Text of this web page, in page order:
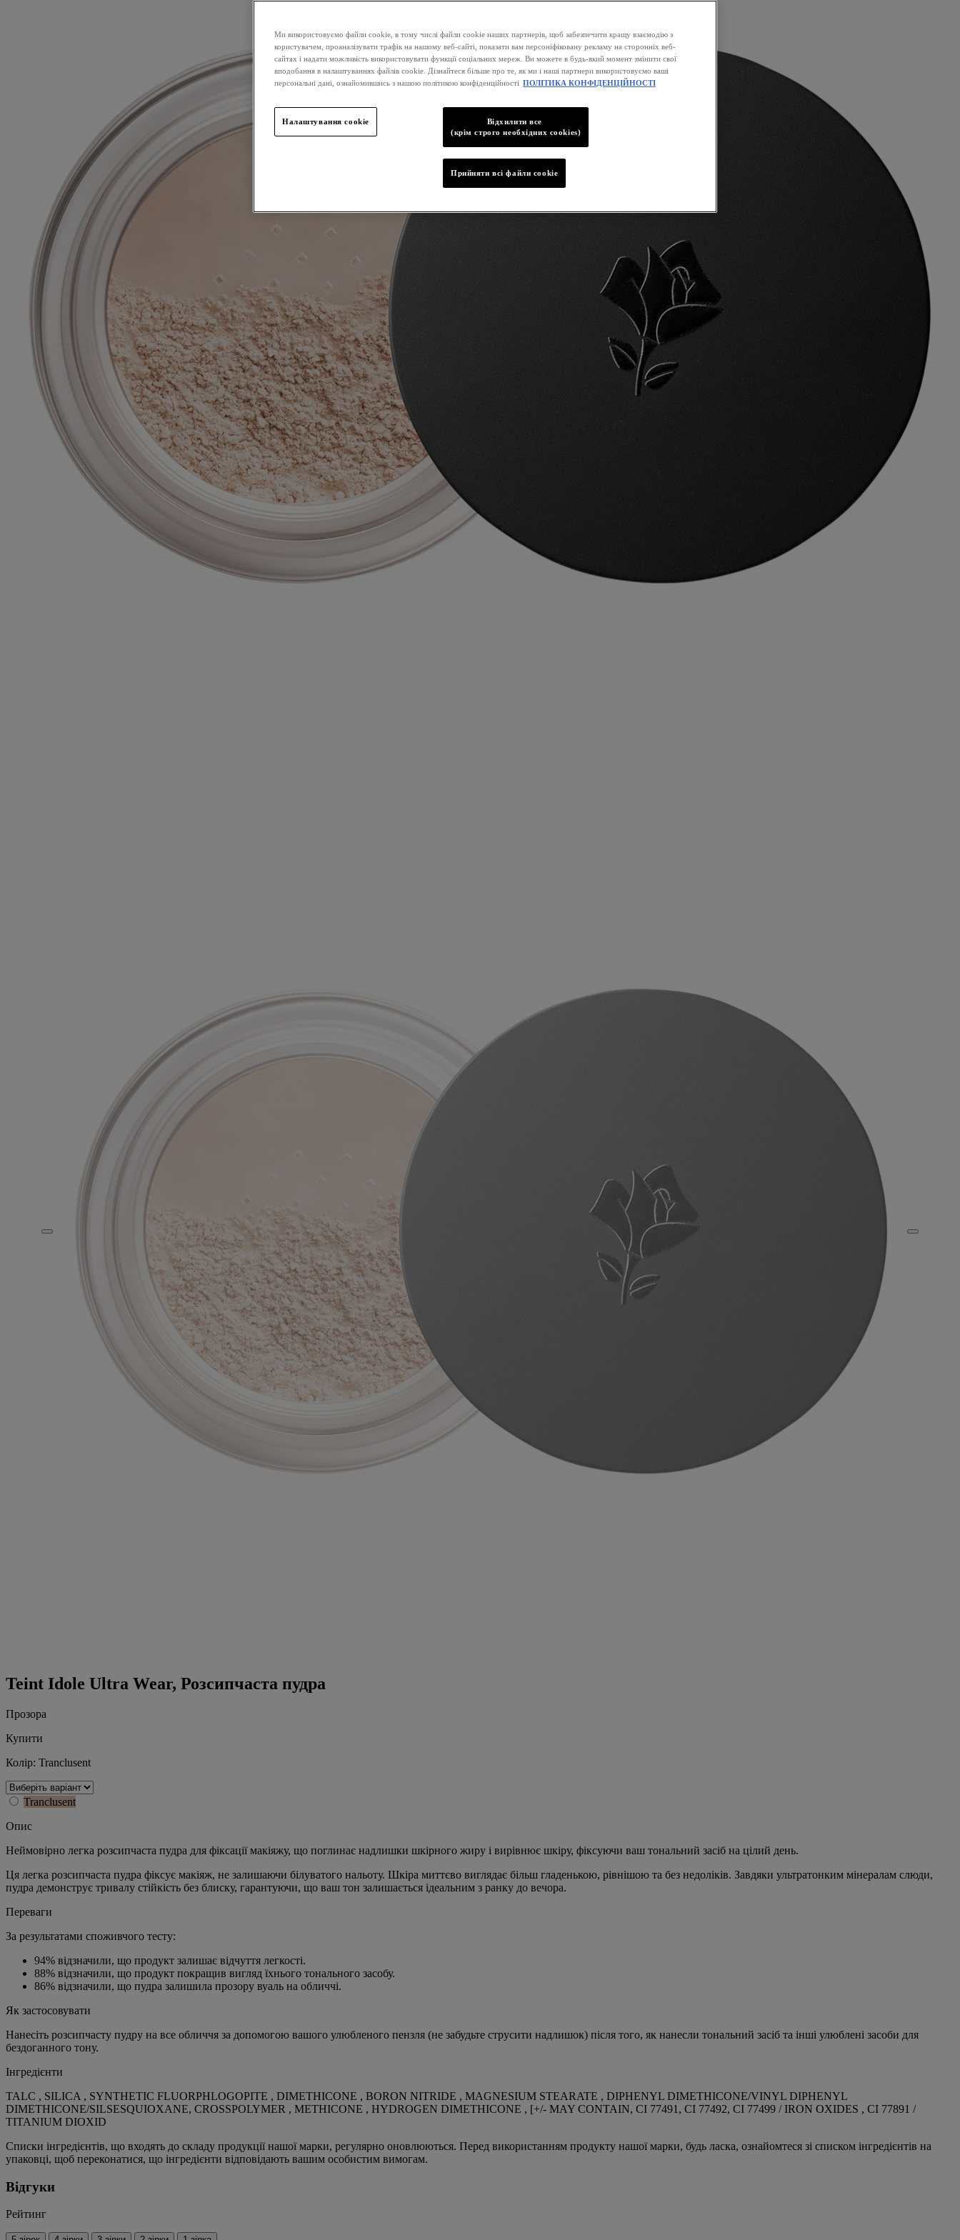
Teint Idole Ultra Wear, Розсипчаста пудра
Прозора
Купити
Колір: Tranclusent
Tranclusent
Опис
Неймовірно легка розсипчаста пудра для фіксації макіяжу, що поглинає надлишки шкірного жиру і вирівнює шкіру, фіксуючи ваш тональний засіб на цілий день.
Ця легка розсипчаста пудра фіксує макіяж, не залишаючи білуватого нальоту. Шкіра миттєво виглядає більш гладенькою, рівнішою та без недоліків. Завдяки ультратонким мінералам слюди,
пудра демонструє тривалу стійкість без блиску, гарантуючи, що ваш тон залишається ідеальним з ранку до вечора.
Переваги
За результатами споживчого тесту:
94% відзначили, що продукт залишає відчуття легкості.
88% відзначили, що продукт покращив вигляд їхнього тонального засобу.
86% відзначили, що пудра залишила прозору вуаль на обличчі.
Як застосовувати
Нанесіть розсипчасту пудру на все обличчя за допомогою вашого улюбленого пензля (не забудьте струсити надлишок) після того, як нанесли тональний засіб та інші улюблені засоби для
бездоганного тону.
Інгредієнти
TALC , SILICA , SYNTHETIC FLUORPHLOGOPITE , DIMETHICONE , BORON NITRIDE , MAGNESIUM STEARATE , DIPHENYL DIMETHICONE/VINYL DIPHENYL
DIMETHICONE/SILSESQUIOXANE, CROSSPOLYMER , METHICONE , HYDROGEN DIMETHICONE , [+/- MAY CONTAIN, CI 77491, CI 77492, CI 77499 / IRON OXIDES , CI 77891 /
TITANIUM DIOXID
Списки інгредієнтів, що входять до складу продукції нашої марки, регулярно оновлюються. Перед використанням продукту нашої марки, будь ласка, ознайомтеся зі списком інгредієнтів на
упаковці, щоб переконатися, що інгредієнти відповідають вашим особистим вимогам.
Відгуки
Рейтинг
Ми використовуємо файли cookie, в тому числі файли cookie наших партнерів, щоб забезпечити кращу взаємодію з
користувачем, проаналізувати трафік на нашому веб-сайті, показати вам персоніфіковану рекламу на сторонніх веб-
сайтах і надати можливість використовувати функції соціальних мереж. Ви можете в будь-який момент змінити свої
вподобання в налаштуваннях файлів cookie. Дізнайтеся більше про те, як ми і наші партнери використовуємо ваші
персональні дані, ознайомившись з нашою політикою конфіденційності ПОЛІТИКА КОНФІДЕНЦІЙНОСТІ
Відхилити все
(крім строго необхідних cookies)
Прийняти всі файли сookie
Налаштування cookie